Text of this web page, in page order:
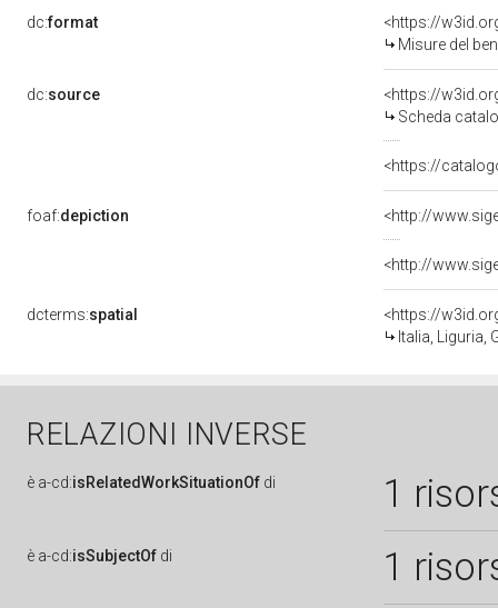
dc:format
<https://
Misure del
dc:source
<https://
Scheda
<https://
foaf:depiction
dcterms:spatial
<https://
Italia, Liguria,
RELAZIONI INVERSE
è a-cd:isRelatedWorkSituationOf di 1
è a-cd:isSubjectOf di 1